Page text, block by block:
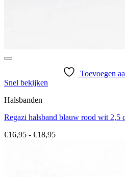
Toevoegen
Snel bekijken
Halsbanden
Regazi halsband blauw rood wit 2,5
€16,95 - €18,95Prijsklasse: